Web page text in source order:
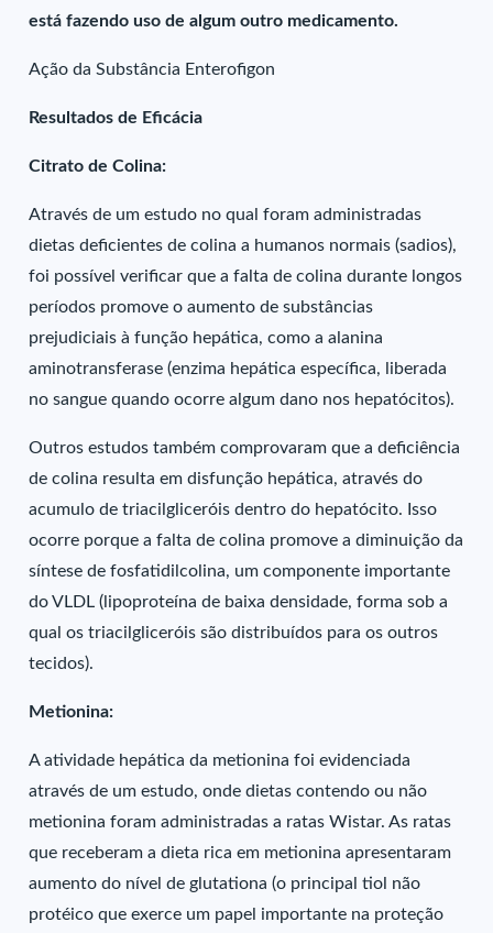
está fazendo uso de algum outro medicamento.
Ação da Substância Enterofigon
Resultados de Eficácia
Citrato de Colina:
Através de um estudo no qual foram administradas
dietas deficientes de colina a humanos normais (sadios),
foi possível verificar que a falta de colina durante longos
períodos promove o aumento de substâncias
prejudiciais à função hepática, como a alanina
aminotransferase (enzima hepática específica, liberada
no sangue quando ocorre algum dano nos hepatócitos).
Outros estudos também comprovaram que a deficiência
de colina resulta em disfunção hepática, através do
acumulo de triacilgliceróis dentro do hepatócito. Isso
ocorre porque a falta de colina promove a diminuição da
síntese de fosfatidilcolina, um componente importante
do VLDL (lipoproteína de baixa densidade, forma sob a
qual os triacilgliceróis são distribuídos para os outros
tecidos).
Metionina:
A atividade hepática da metionina foi evidenciada
através de um estudo, onde dietas contendo ou não
metionina foram administradas a ratas Wistar. As ratas
que receberam a dieta rica em metionina apresentaram
aumento do nível de glutationa (o principal tiol não
protéico que exerce um papel importante na proteção